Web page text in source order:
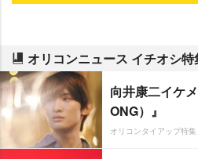
オリコンニュース イチオシ特
向井康二イケ
ONG）』
オリコンタイアップ特集